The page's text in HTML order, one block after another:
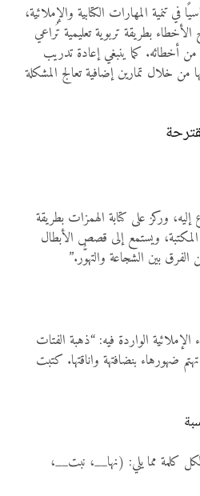
في تنمية المهارات الكتابية والإملائية،
بطريقة تربوية تعليمية تُراعي
من أخطائه. كما ينبغي إعادة تدريب
من خلال تمارين إضافية تعالج المشكلة
وركز على كتابة الهمزات بطريقة
ويستمع إلى قصص الأبطال
بين الشجاعة والتهوُّر.”
الواردة فيه: “ذهبة الفتات
ضهورهاء بنضافتهة واناقتها. كتبت
لكل كلمة مما يلي: (نها__، نبت__،